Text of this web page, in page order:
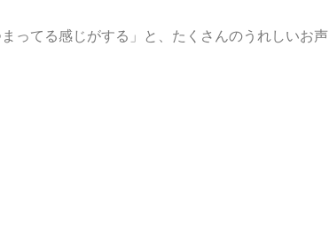
ってる感じがする」と、たくさんのうれしいお声